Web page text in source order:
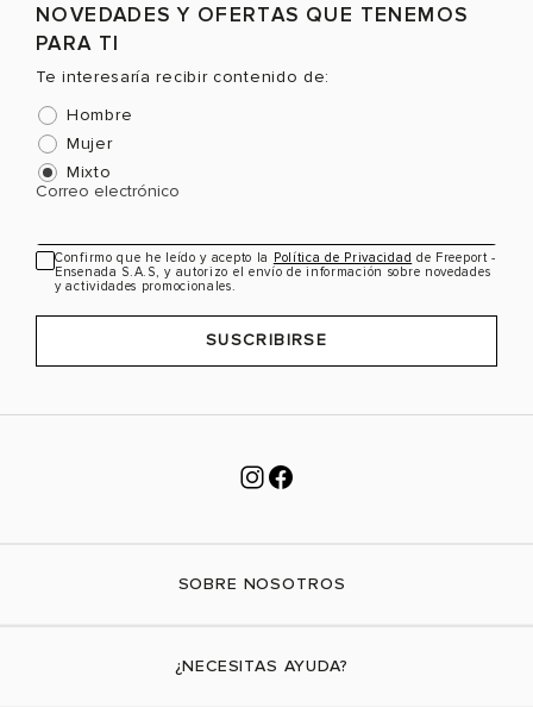
NOVEDADES Y OFERTAS QUE TENEMOS
PARA TI
Te interesaría recibir contenido de:
Hombre
Mujer
Mixto
Correo electrónico
Confirmo que he leído y acepto la Política de Privacidad de Freeport -
Ensenada S.A.S, y autorizo el envío de información sobre novedades
y actividades promocionales.
SUSCRIBIRSE
SOBRE NOSOTROS
¿NECESITAS AYUDA?